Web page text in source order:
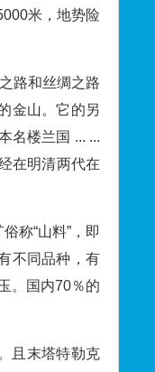
米，地势险
路和丝绸之路
金山。它的另
名楼兰国 ... ...
在明清两代在
称“山料”，即
不同品种，有
。国内70％的
且末塔特勒克